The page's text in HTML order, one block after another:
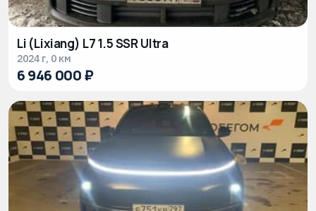
Li (Lixiang) L7 1.5 SSR Ultra
2024 г, 0 км
6 946 000 ₽